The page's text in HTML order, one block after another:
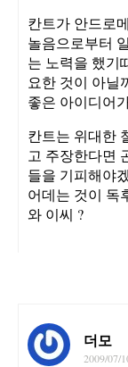
칸트가 안드로
놀음으로부터
는 노력을 했기
요한 것이 아닐
좋은 아이디어
칸트는 위대한
고 주장한다면
들을 기피해야
어데는 것이 독
와 이씨 ?
더모
2009/07/